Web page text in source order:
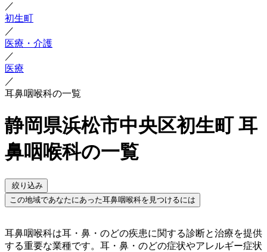
／
初生町
／
医療・介護
／
医療
／
耳鼻咽喉科の一覧
静岡県浜松市中央区初生町 耳
鼻咽喉科の一覧
絞り込み
この地域であなたにあった耳鼻咽喉科を見つけるには
耳鼻咽喉科は耳・鼻・のどの疾患に関する診断と治療を提供
する重要な業種です。耳・鼻・のどの症状やアレルギー症状